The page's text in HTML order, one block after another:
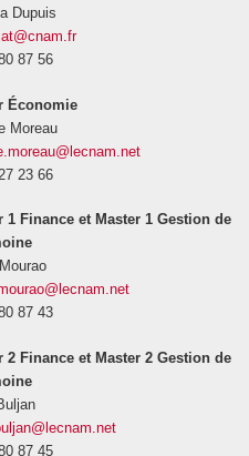
Dupuis
87 56
Économie
Moreau
23 66
1 Finance et Master 1 Gestion de
87 43
2 Finance et Master 2 Gestion de
87 45